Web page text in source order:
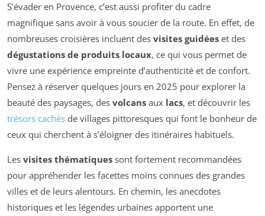
S’évader en Provence, c’est aussi profiter du cadre
magnifique sans avoir à vous soucier de la route. En effet, de
nombreuses croisières incluent des visites guidées et des
dégustations de produits locaux, ce qui vous permet de
vivre une expérience empreinte d’authenticité et de confort.
Pensez à réserver quelques jours en 2025 pour explorer la
beauté des paysages, des volcans aux lacs, et découvrir les
trésors cachés de villages pittoresques qui font le bonheur de
ceux qui cherchent à s’éloigner des itinéraires habituels.
Les visites thématiques sont fortement recommandées
pour appréhender les facettes moins connues des grandes
villes et de leurs alentours. En chemin, les anecdotes
historiques et les légendes urbaines apportent une